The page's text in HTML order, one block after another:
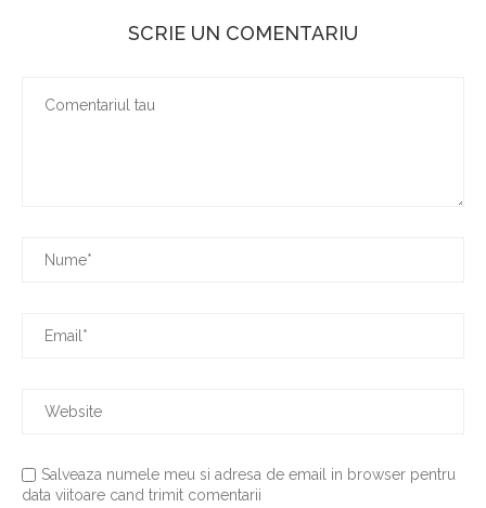
SCRIE UN COMENTARIU
Salveaza numele meu si adresa de email in browser pentru
data viitoare cand trimit comentarii